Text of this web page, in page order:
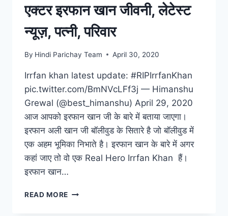
एक्टर इरफान खान जीवनी, लेटेस्ट
न्यूज़, पत्नी, परिवार
By Hindi Parichay Team April 30, 2020
Irrfan khan latest update: #RIPIrrfanKhan
pic.twitter.com/BmNVcLFf3j — Himanshu
Grewal (@best_himanshu) April 29, 2020
आज आपको इरफान खान जी के बारे में बताया जाएगा।
इरफान अली खान जी बॉलीवुड के सितारे है जो बॉलीवुड में
एक अहम भूमिका निभाते है। इरफान खान के बारे में अगर
कहां जाए तो वो एक Real Hero Irrfan Khan हैं।
इरफान खान…
READ MORE एक्टर